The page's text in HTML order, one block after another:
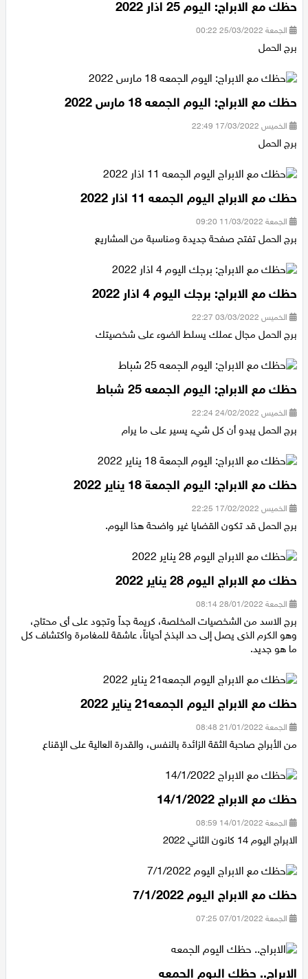
رياضة عالمية
تقارير خاصة
اقتصاد
مطبخ
صحة وطب
مجلة الحمرا
جمال وازياء
تكنولوجيا
ستوديو انتخابات 2022
حظك مع الابراج: اليوم 25 اذار 2022
الجمعة 25/03/2022 00:22
برج الحمل
حظك مع الابراج: اليوم الجمعه 18 مارس 2022
الخميس 17/03/2022 22:49
برج الحمل
حظك مع الابراج اليوم الجمعه 11 اذار 2022
الجمعة 11/03/2022 09:20
برج الحمل تفتح صفحة جديدة ومناسبة من المشاريع
حظك مع الابراج: برجك اليوم 4 اذار 2022
الخميس 03/03/2022 22:27
برج الحمل مجال عملك يسلط الضوء على شخصيتك
حظك مع الابراج: اليوم الجمعه 25 شباط
الخميس 24/02/2022 22:24
برج الحمل يبدو أن كل شيء يسير على ما يرام
حظك مع الابراج: اليوم الجمعة 18 يناير 2022
الخميس 17/02/2022 22:25
برج الحمل قد تكون القضايا غير واضحة هذا اليوم.
حظك مع الابراج اليوم 28 يناير 2022
الجمعة 28/01/2022 08:14
برج الاسد من الشخصيات المخلصة، كريمة جداً وتجود على أى محتاج،
وهو الكرم الذى يصل إلى حد البذخ أحياناً، عاشقة للمغامرة واكتشاف كل
ما هو جديد.
حظك مع الابراج اليوم الجمعه21 يناير 2022
الجمعة 21/01/2022 08:48
من الأبراج صاحبة الثقة الزائدة بالنفس، والقدرة العالية على الإقناع
حظك مع الابراج 14/1/2022
الجمعة 14/01/2022 08:59
الابراج اليوم 14 كانون الثاني 2022
حظك مع الابراج اليوم 7/1/2022
الجمعة 07/01/2022 07:25
الابراج.. حظك اليوم الجمعه